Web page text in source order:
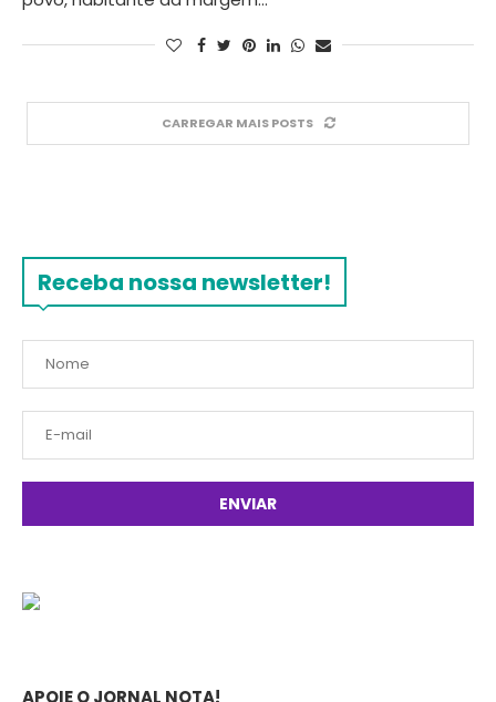
CARREGAR MAIS POSTS
Receba nossa newsletter!
APOIE O JORNAL NOTA!